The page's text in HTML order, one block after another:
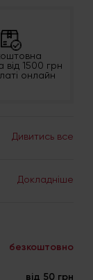
від 1500 грн
онлайн
Дивитись все
Докладніше
безкоштовно
від 50 грн